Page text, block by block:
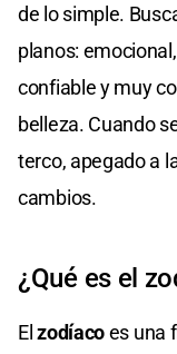
de lo simple.
planos:
confiable y muy
belleza. Cuando
terco, apegado a
cambios.
¿Qué es el
Elzodíacoes una